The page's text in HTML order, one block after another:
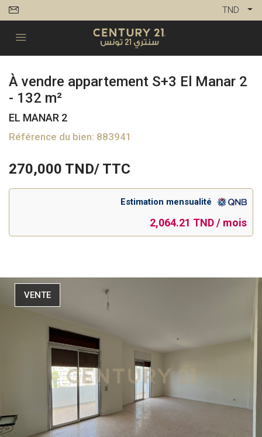
TND
À vendre appartement S+3 El Manar 2
- 132 m²
EL MANAR 2
Référence du bien: 883941
270,000 TND/ TTC
Estimation mensualité
2,064.21 TND / mois
VENTE